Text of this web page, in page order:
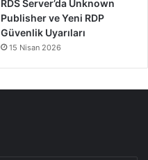
RDS Server’da Unknown
Publisher ve Yeni RDP
Güvenlik Uyarıları
15 Nisan 2026